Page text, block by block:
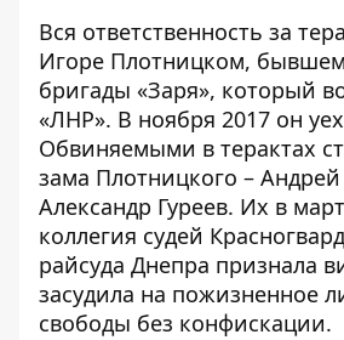
Вся ответственность за
Игоре Плотницком,
бригады «Заря», который
«ЛНР». В ноября 2017 он
Обвиняемыми в терактах
зама Плотницкого –
Александр Гуреев. Их в
коллегия судей
райсуда Днепра признала
засудила на пожизненное
свободы без конфискации.